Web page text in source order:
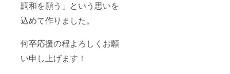
調和を願う」という思いを
込めて作りました。
何卒応援の程よろしくお願
い申し上げます！